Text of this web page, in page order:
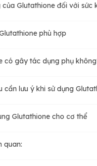
của Glutathione đối với sức
quá trình lão hóa
phù hợp
có gây tác dụng phụ
cần lưu ý khi sử dụng
Glutathione cho cơ thể
quan: